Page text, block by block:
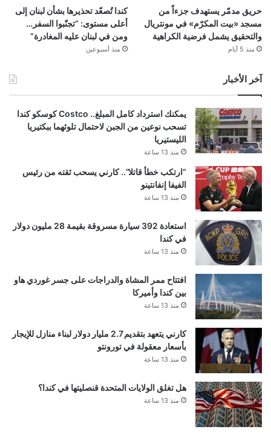
حريق مدمّر يستهدف جزءاً من
مسجد «بيت المكرّم» في مونتريال
والتحقيق يشمل فرضية الكراهية
منذ 5 أيام
كندا تُصعّد تحذيرها بشأن لبنان إلى
أعلى مستوى: “تجنّبوا السفر…
ومن في لبنان عليه المغادرة”
منذ أسبوعين
آخر الأخبار
يمكنك استرداد كامل المبلغ.. Costco كوسكو كندا
تسحب نوعين من الجبن لاحتمال تلوثهما ببكتيريا
الليستيريا
منذ 13 ساعة
“ارتكب خطأ قاتلا”.. كارني يسحب ثقته من رئيس
الفيفا إنفانتينو
منذ 13 ساعة
استعادة 392 سيارة مسروقة بقيمة 28 مليون دولار
في كندا
منذ 13 ساعة
افتتاح ممر المشاة والدراجات على جسر غوردي هاو
بين كندا وأميركا
منذ 13 ساعة
كارني يتعهد بتقديم 2.7 مليار دولار لبناء منازل للإيجار
بأسعار معقولة في تورونتو
منذ 13 ساعة
هل تغلق الولايات المتحدة قنصليتها في كندا؟
منذ 13 ساعة